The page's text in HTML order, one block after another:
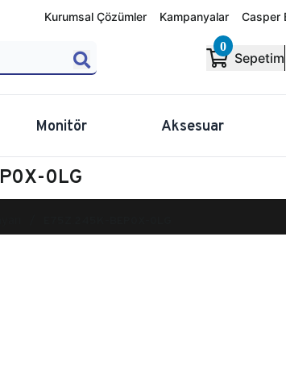
Kurumsal Çözümler Kampanyalar Casper
0
Sepetim
Monitör Aksesuar
0LG